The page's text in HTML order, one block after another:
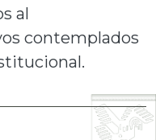
al
contemplados